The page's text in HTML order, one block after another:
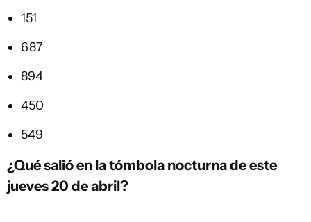
151
687
894
450
549
¿Qué salió en la tómbola nocturna de este
jueves 20 de abril?